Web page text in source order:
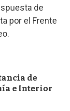
de
por el Frente
de
e Interior